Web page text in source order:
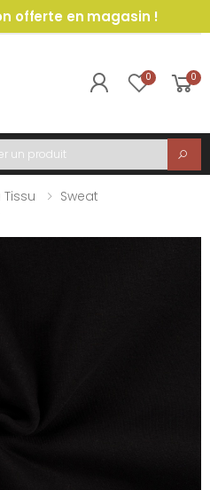
offerte en magasin !
0 0
Tissu
Sweat